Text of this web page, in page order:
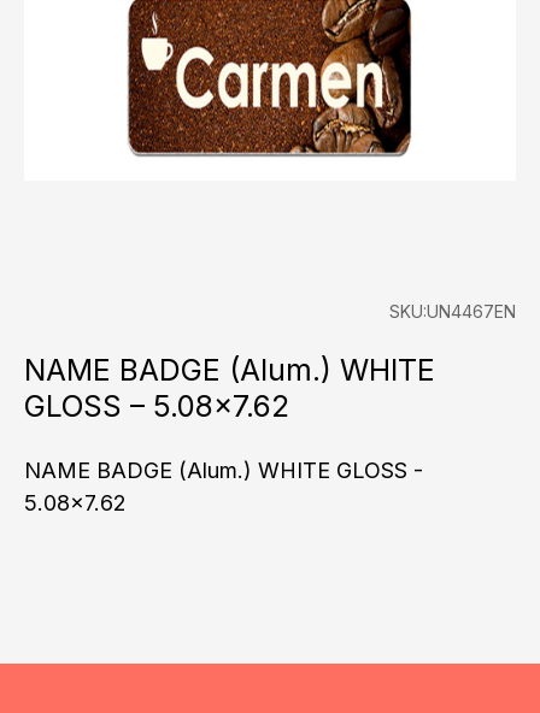
SKU:UN4467EN
NAME BADGE (Alum.) WHITE
GLOSS – 5.08×7.62
NAME BADGE (Alum.) WHITE GLOSS -
5.08x7.62